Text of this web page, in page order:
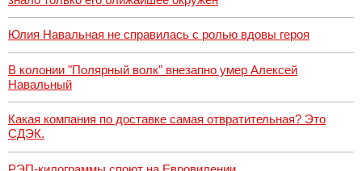
Юлия Навальная не справилась с ролью вдовы героя
В колонии "Полярный волк" внезапно умер Алексей
Навальный
Какая компания по доставке самая отвратительная? Это
СДЭК.